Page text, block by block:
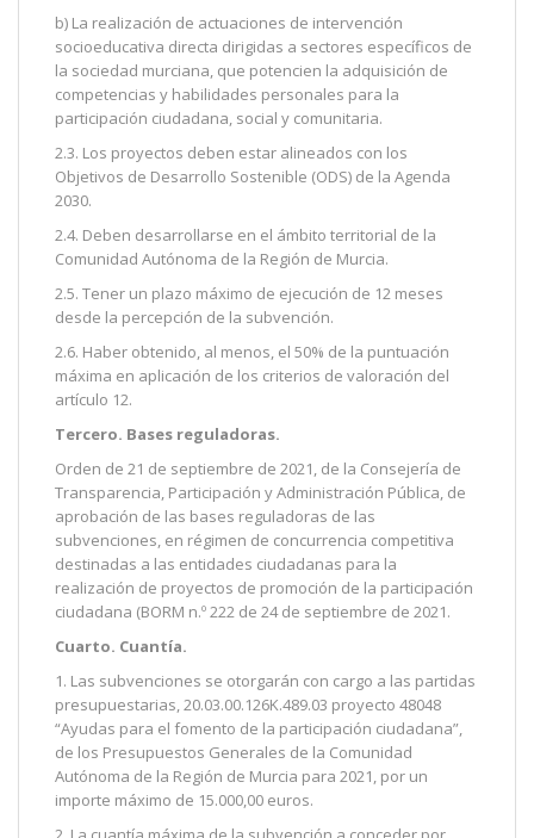
b) La realización de actuaciones de intervención
socioeducativa directa dirigidas a sectores específicos de
la sociedad murciana, que potencien la adquisición de
competencias y habilidades personales para la
participación ciudadana, social y comunitaria.
2.3. Los proyectos deben estar alineados con los
Objetivos de Desarrollo Sostenible (ODS) de la Agenda
2030.
2.4. Deben desarrollarse en el ámbito territorial de la
Comunidad Autónoma de la Región de Murcia.
2.5. Tener un plazo máximo de ejecución de 12 meses
desde la percepción de la subvención.
2.6. Haber obtenido, al menos, el 50% de la puntuación
máxima en aplicación de los criterios de valoración del
artículo 12.
Tercero. Bases reguladoras.
Orden de 21 de septiembre de 2021, de la Consejería de
Transparencia, Participación y Administración Pública, de
aprobación de las bases reguladoras de las
subvenciones, en régimen de concurrencia competitiva
destinadas a las entidades ciudadanas para la
realización de proyectos de promoción de la participación
ciudadana (BORM n.º 222 de 24 de septiembre de 2021.
Cuarto. Cuantía.
1. Las subvenciones se otorgarán con cargo a las partidas
presupuestarias, 20.03.00.126K.489.03 proyecto 48048
“Ayudas para el fomento de la participación ciudadana”,
de los Presupuestos Generales de la Comunidad
Autónoma de la Región de Murcia para 2021, por un
importe máximo de 15.000,00 euros.